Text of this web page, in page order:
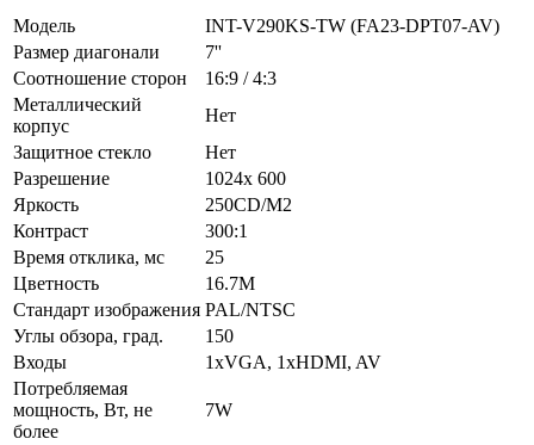
Модель
INT-V290KS-TW (FA23-DPT07-AV)
Размер диагонали
7''
Соотношение сторон
16:9 / 4:3
Металлический
корпус
Нет
Защитное стекло
Нет
Разрешение
1024х 600
Яркость
250CD/M2
Контраст
300:1
Время отклика, мс
25
Цветность
16.7M
Стандарт изображения PAL/NTSC
Углы обзора, град.
150
Входы
1xVGA, 1xHDMI, AV
Потребляемая
мощность, Вт, не
более
7W